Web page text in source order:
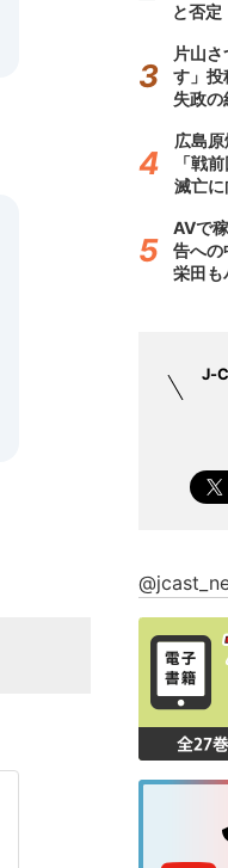
と否定
片山
す」
失政の
広島
「戦
滅亡に
AVで
告への
栄田も
J-